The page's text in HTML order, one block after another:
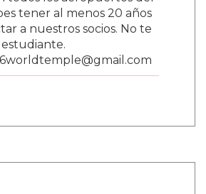
tener al menos 20 años
a nuestros socios. No te
estudiante.